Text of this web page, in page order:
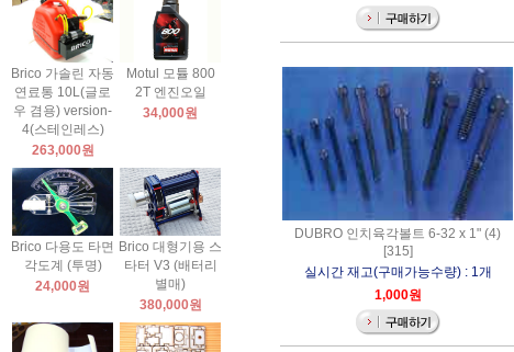
Brico 가솔린 자동
연료통 10L(글로
우 겸용) version-
4(스테인레스)
263,000원
Motul 모튤 800
2T 엔진오일
34,000원
Brico 다용도 타면
각도계 (투명)
24,000원
Brico 대형기용 스
타터 V3 (배터리
별매)
380,000원
DUBRO 인치육각볼트 6-32 x 1" (4)
[315]
실시간 재고(구매가능수량) : 1개
1,000원